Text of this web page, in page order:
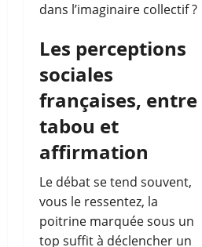
dans l’imaginaire collectif ?
Les perceptions
sociales
françaises, entre
tabou et
affirmation
Le débat se tend souvent,
vous le ressentez, la
poitrine marquée sous un
top suffit à déclencher un